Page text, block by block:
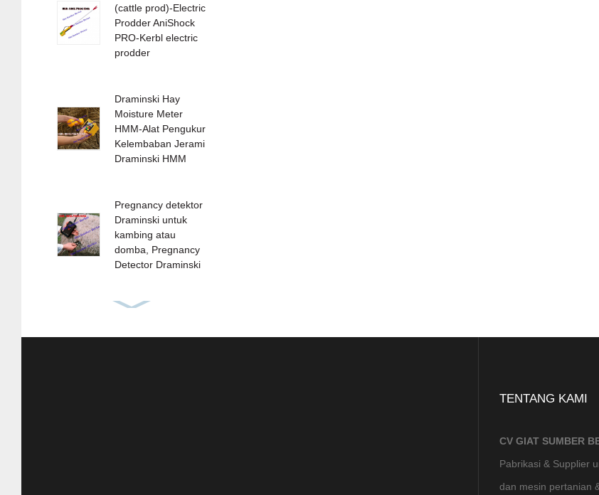
(cattle prod)-Electric
Prodder AniShock
PRO-Kerbl electric
prodder
Draminski Hay
Moisture Meter
HMM-Alat Pengukur
Kelembaban Jerami
Draminski HMM
Pregnancy detektor
Draminski untuk
kambing atau
domba, Pregnancy
Detector Draminski
Draminski Moisture
Grain Moisture
TENTANG KAMI
CV GIAT SUMBER
Pabrikasi & Supplier
dan mesin pertanian